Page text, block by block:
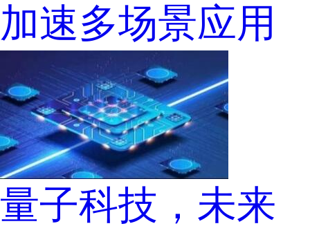
加速多场景应用
量子科技，未来